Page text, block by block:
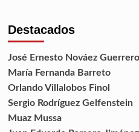
Destacados
José Ernesto Nováez Guerrero
María Fernanda Barreto
Orlando Villalobos Finol
Sergio Rodríguez Gelfenstein
Muaz Mussa